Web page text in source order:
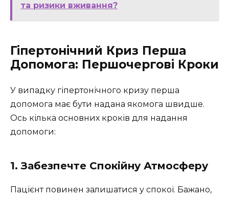
та ризики вживання?
Гіпертонічний Криз Перша
Допомога: Першочергові Кроки
У випадку гіпертонічного кризу перша
допомога має бути надана якомога швидше.
Ось кілька основних кроків для надання
допомоги:
1. Забезпечте Спокійну Атмосферу
Пацієнт повинен залишатися у спокої. Бажано,